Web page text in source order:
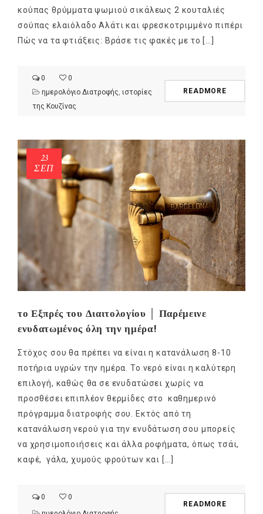
κούπας θρύμματα ψωμιού σικάλεως 2 κουταλιές
σούπας ελαιόλαδο Αλάτι και φρεσκοτριμμένο πιπέρι
Πώς να τα φτιάξεις: Βράσε τις φακές με το […]
0
0
ημερολόγιο Διατροφής ιστορίες
της Κουζίνας
READMORE
23
ΣΕΠ
το Εξπρές του Διαιτολογίου │ Παρέμεινε
ενυδατωμένος όλη την ημέρα!
Στόχος σου θα πρέπει να είναι η κατανάλωση 8-10
ποτήρια υγρών την ημέρα. Το νερό είναι η καλύτερη
επιλογή, καθώς θα σε ενυδατώσει χωρίς να
προσθέσει επιπλέον θερμίδες στο καθημερινό
πρόγραμμα διατροφής σου. Εκτός από τη
κατανάλωση νερού για την ενυδάτωση σου μπορείς
να χρησιμοποιήσεις και άλλα ροφήματα, όπως τσάι,
καφέ, γάλα, χυμούς φρούτων και […]
0
0
READMORE